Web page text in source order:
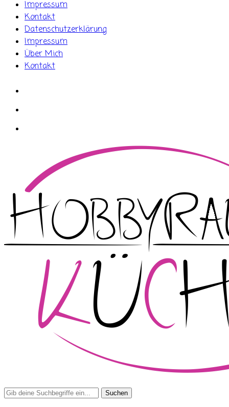
Impressum
Kontakt
Datenschutzerklärung
Impressum
Über Mich
Kontakt
Search